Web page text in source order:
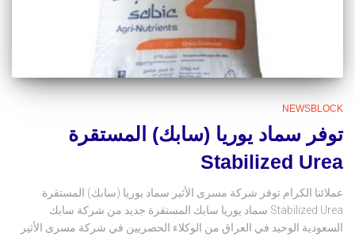
NEWSBLOCK
توفر سماد يوريا (سابك) المستقرة
Stabilized Urea
عملائنا الكرام توفر شركة مسرى الأثير سماد يوريا (سابك) المستقرة
Stabilized Urea سماد يوريا سابك المستقرة جديد من شركة سابك
السعودية الوحيد في العراق من الوكلاء الحصريين في شركة مسرى الأثير